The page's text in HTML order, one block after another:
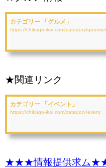
カテゴリー 「グルメ」
https://chikugo-ikoi.com/category/gourmet
★関連リンク
カテゴリー 「イベント」
https://chikugo-ikoi.com/category/event
★★★情報提供求ム